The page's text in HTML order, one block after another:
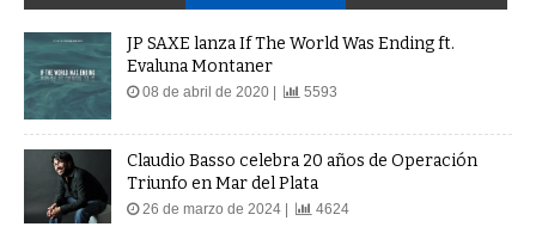
JP SAXE lanza If The World Was Ending ft.
Evaluna Montaner
08 de abril de 2020 | 5593
Claudio Basso celebra 20 años de Operación
Triunfo en Mar del Plata
26 de marzo de 2024 | 4624